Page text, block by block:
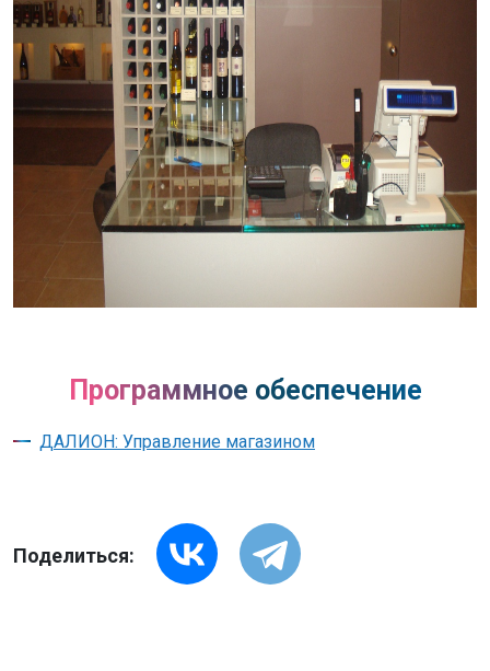
Программное обеспечение
ДАЛИОН: Управление магазином
Поделиться: